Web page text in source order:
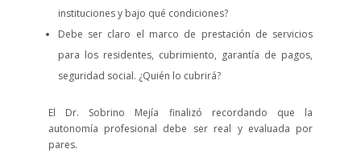
instituciones y bajo qué condiciones?
Debe ser claro el marco de prestación de servicios
para los residentes, cubrimiento, garantía de pagos,
seguridad social. ¿Quién lo cubrirá?
El Dr. Sobrino Mejía finalizó recordando que la
autonomía profesional debe ser real y evaluada por
pares.